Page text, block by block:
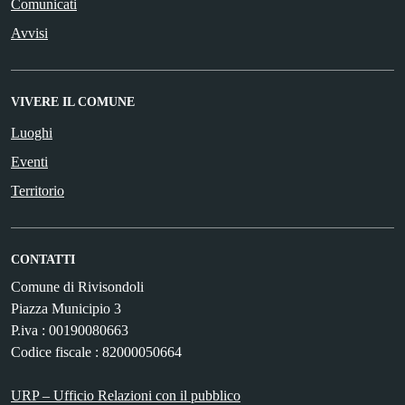
Comunicati
Avvisi
VIVERE IL COMUNE
Luoghi
Eventi
Territorio
CONTATTI
Comune di Rivisondoli
Piazza Municipio 3
P.iva : 00190080663
Codice fiscale : 82000050664
URP – Ufficio Relazioni con il pubblico